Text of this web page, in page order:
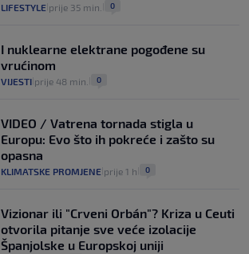
LIFESTYLE prije 35 min. 0
I nuklearne elektrane pogođene su
vrućinom
VIJESTI prije 48 min. 0
VIDEO / Vatrena tornada stigla u
Europu: Evo što ih pokreće i zašto su
opasna
KLIMATSKE PROMJENE prije 1 h 0
Vizionar ili "Crveni Orbán"? Kriza u Ceuti
otvorila pitanje sve veće izolacije
Španjolske u Europskoj uniji